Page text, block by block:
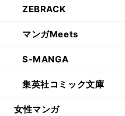
ZEBRACK
マンガMeets
S-MANGA
集英社コミック文庫
女性マンガ